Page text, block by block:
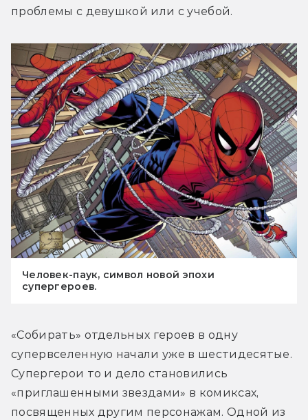
проблемы с девушкой или с учебой.
Человек-паук, символ новой эпохи
супергероев.
«Собирать» отдельных героев в одну
супервселенную начали уже в шестидесятые.
Супергерои то и дело становились
«приглашенными звездами» в комиксах,
посвященных другим персонажам. Одной из